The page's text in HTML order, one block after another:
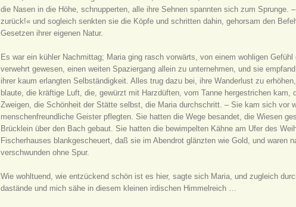
die Nasen in die Höhe, schnupperten, alle ihre Sehnen spannten sich zum Sprunge.
zurück!« und sogleich senkten sie die Köpfe und schritten dahin, gehorsam den
Gesetzen ihrer eigenen Natur.
Es war ein kühler Nachmittag; Maria ging rasch vorwärts, von einem wohligen
verwehrt gewesen, einen weiten Spaziergang allein zu unternehmen, und sie
ihrer kaum erlangten Selbständigkeit. Alles trug dazu bei, ihre Wanderlust zu
blaute, die kräftige Luft, die, gewürzt mit Harzdüften, vom Tanne hergestrichen kam,
Zweigen, die Schönheit der Stätte selbst, die Maria durchschritt. – Sie kam sich vor
menschenfreundliche Geister pflegten. Sie hatten die Wege besandet, die Wiesen
Brücklein über den Bach gebaut. Sie hatten die bewimpelten Kähne am Ufer des
Fischerhauses blankgescheuert, daß sie im Abendrot glänzten wie Gold, und waren
verschwunden ohne Spur.
Wie wohltuend, wie entzückend schön ist es hier, sagte sich Maria, und zugleich
dastände und mich sähe in diesem kleinen irdischen Himmelreich …